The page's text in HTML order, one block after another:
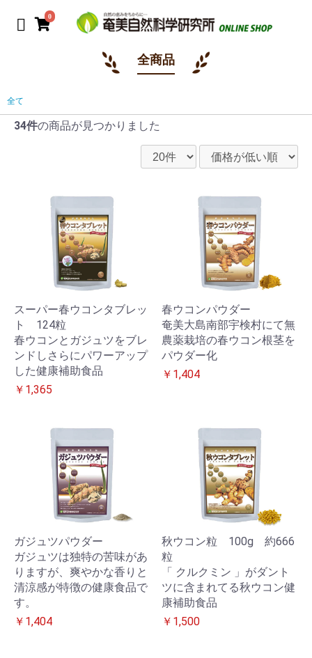
0
全商品
全て
34件の商品が見つかりました
スーパー春ウコンタブレッ
ト 124粒
春ウコンとガジュツをブレ
ンドしさらにパワーアップ
した健康補助食品
￥1,365
春ウコンパウダー
奄美大島南部宇検村にて無
農薬栽培の春ウコン根茎を
パウダー化
￥1,404
ガジュツパウダー
ガジュツは独特の苦味があ
りますが、爽やかな香りと
清涼感が特徴の健康食品で
す。
￥1,404
秋ウコン粒 100g 約666
粒
「 クルクミン 」がダント
ツに含まれてる秋ウコン健
康補助食品
￥1,500